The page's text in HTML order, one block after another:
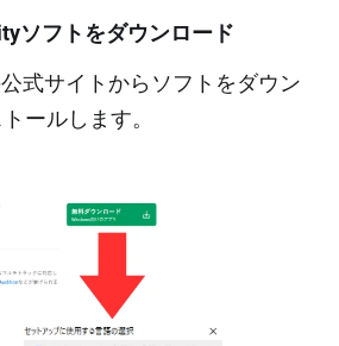
ソフトをダウンロード
式サイトからソフトをダウン
ールします。